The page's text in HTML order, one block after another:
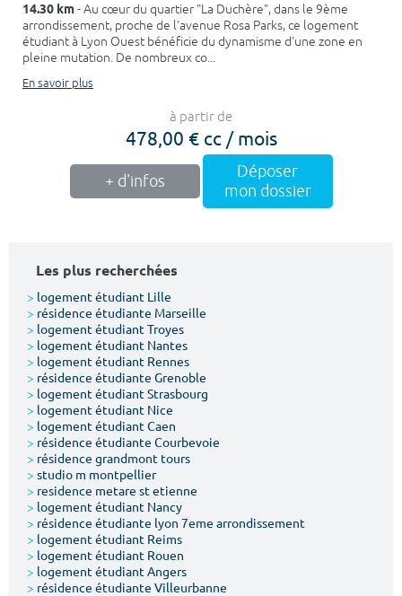
14.30 km- Au cœur du quartier "La Duchère", dans le 9ème
arrondissement, proche de l'avenue Rosa Parks, ce logement
étudiant à Lyon Ouest bénéficie du dynamisme d'une zone en
pleine mutation. De nombreux co...
En savoir plus
à partir de
478,00 € cc / mois
+ d'infos
Déposer
mon dossier
Les plus recherchées
> logement étudiant Lille
> résidence étudiante Marseille
> logement étudiant Troyes
> logement étudiant Nantes
> logement étudiant Rennes
> résidence étudiante Grenoble
> logement étudiant Strasbourg
> logement étudiant Nice
> logement étudiant Caen
> résidence étudiante Courbevoie
> résidence grandmont tours
> studio m montpellier
> residence metare st etienne
> logement étudiant Nancy
> résidence étudiante lyon 7eme arrondissement
> logement étudiant Reims
> logement étudiant Rouen
> logement étudiant Angers
> résidence étudiante Villeurbanne